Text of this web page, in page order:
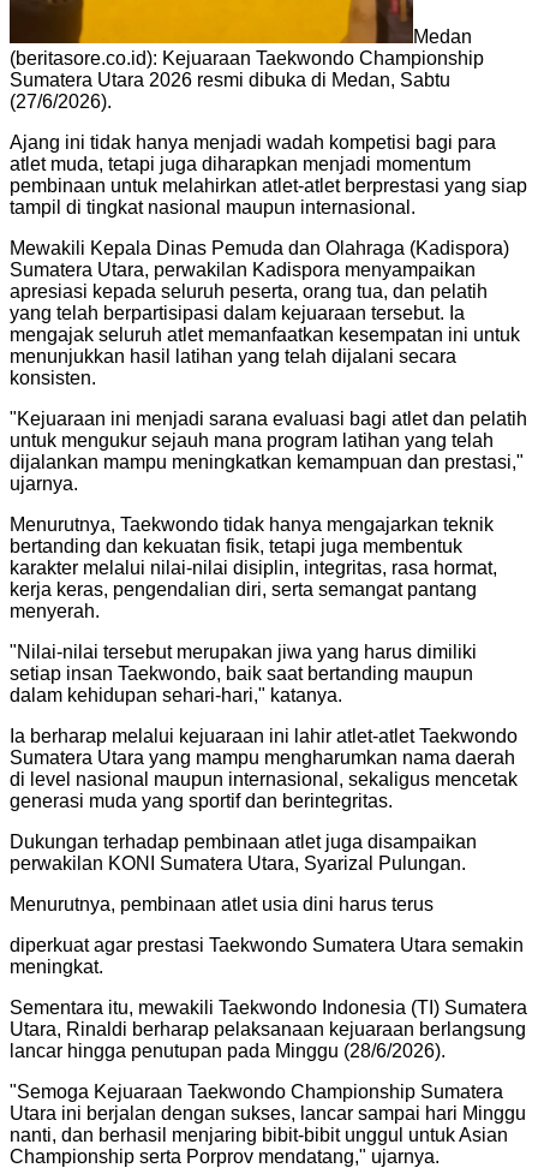
Medan
(beritasore.co.id): Kejuaraan Taekwondo Championship
Sumatera Utara 2026 resmi dibuka di Medan, Sabtu
(27/6/2026).
Ajang ini tidak hanya menjadi wadah kompetisi bagi para
atlet muda, tetapi juga diharapkan menjadi momentum
pembinaan untuk melahirkan atlet-atlet berprestasi yang siap
tampil di tingkat nasional maupun internasional.
Mewakili Kepala Dinas Pemuda dan Olahraga (Kadispora)
Sumatera Utara, perwakilan Kadispora menyampaikan
apresiasi kepada seluruh peserta, orang tua, dan pelatih
yang telah berpartisipasi dalam kejuaraan tersebut. Ia
mengajak seluruh atlet memanfaatkan kesempatan ini untuk
menunjukkan hasil latihan yang telah dijalani secara
konsisten.
"Kejuaraan ini menjadi sarana evaluasi bagi atlet dan pelatih
untuk mengukur sejauh mana program latihan yang telah
dijalankan mampu meningkatkan kemampuan dan prestasi,"
ujarnya.
Menurutnya, Taekwondo tidak hanya mengajarkan teknik
bertanding dan kekuatan fisik, tetapi juga membentuk
karakter melalui nilai-nilai disiplin, integritas, rasa hormat,
kerja keras, pengendalian diri, serta semangat pantang
menyerah.
"Nilai-nilai tersebut merupakan jiwa yang harus dimiliki
setiap insan Taekwondo, baik saat bertanding maupun
dalam kehidupan sehari-hari," katanya.
Ia berharap melalui kejuaraan ini lahir atlet-atlet Taekwondo
Sumatera Utara yang mampu mengharumkan nama daerah
di level nasional maupun internasional, sekaligus mencetak
generasi muda yang sportif dan berintegritas.
Dukungan terhadap pembinaan atlet juga disampaikan
perwakilan KONI Sumatera Utara, Syarizal Pulungan.
Menurutnya, pembinaan atlet usia dini harus terus
diperkuat agar prestasi Taekwondo Sumatera Utara semakin
meningkat.
Sementara itu, mewakili Taekwondo Indonesia (TI) Sumatera
Utara, Rinaldi berharap pelaksanaan kejuaraan berlangsung
lancar hingga penutupan pada Minggu (28/6/2026).
"Semoga Kejuaraan Taekwondo Championship Sumatera
Utara ini berjalan dengan sukses, lancar sampai hari Minggu
nanti, dan berhasil menjaring bibit-bibit unggul untuk Asian
Championship serta Porprov mendatang," ujarnya.